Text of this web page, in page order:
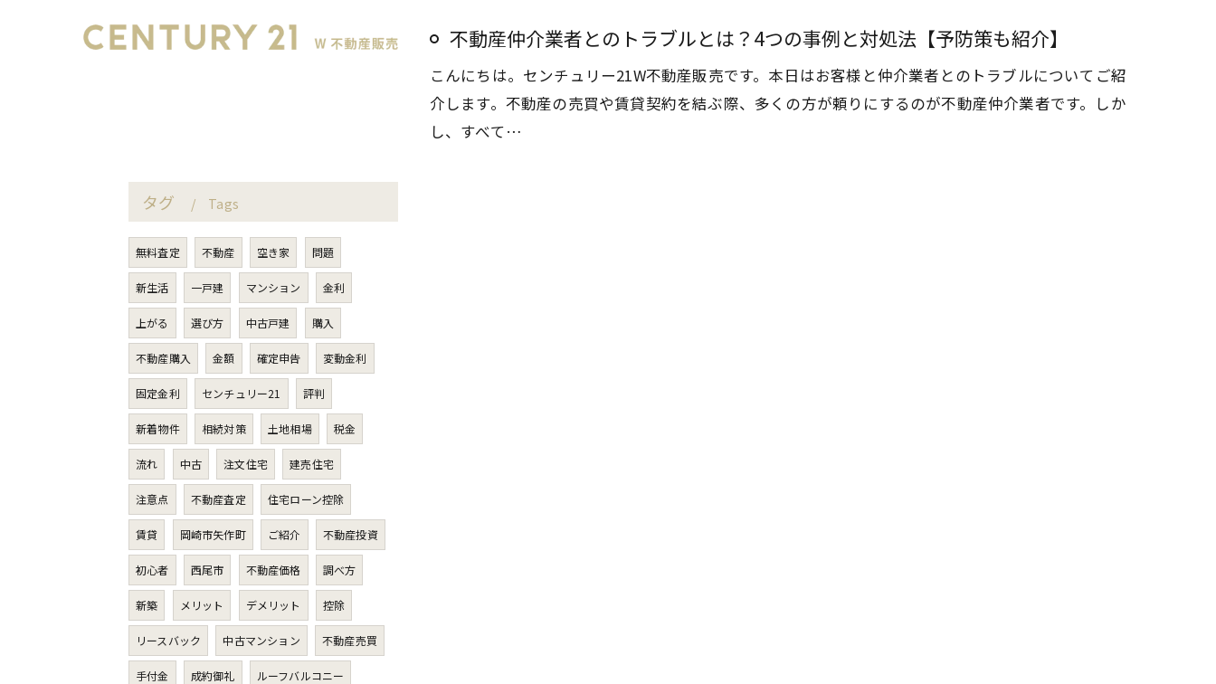
不動産仲介業者とのトラブルとは？4つの事例と対処法【予防策も紹介】
こんにちは。センチュリー21W不動産販売です。本日はお客様と仲介業者とのトラブルについてご紹
介します。不動産の売買や賃貸契約を結ぶ際、多くの方が頼りにするのが不動産仲介業者です。しか
し、すべて…
タグ Tags
無料査定 不動産 空き家 問題
新生活 一戸建 マンション 金利
上がる 選び方 中古戸建 購入
不動産購入 金額 確定申告 変動金利
固定金利 センチュリー21 評判
新着物件 相続対策 土地相場 税金
流れ 中古 注文住宅 建売住宅
注意点 不動産査定 住宅ローン控除
賃貸 岡崎市矢作町 ご紹介 不動産投資
初心者 西尾市 不動産価格 調べ方
新築 メリット デメリット 控除
リースバック 中古マンション 不動産売買
手付金 成約御礼 ルーフバルコニー